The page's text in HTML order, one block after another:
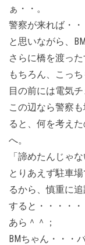
ぁ・・。
警察が来れば・・
と思いながら、
さらに橋を渡っ
もちろん、こっち
目の前には電気チ
この辺なら警察
ると、何を考え
へ。
「諦めたんじゃ
とりあえず駐車
るから、慎重に追
すると・・・・・
あら＾＾；
BMちゃん・・・